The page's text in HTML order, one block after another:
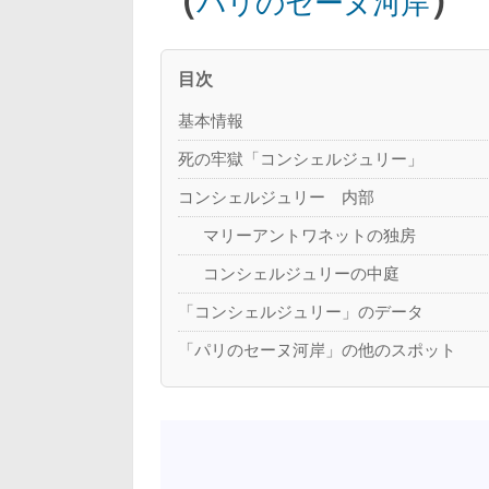
目次
基本情報
死の牢獄「コンシェルジュリー」
コンシェルジュリー 内部
マリーアントワネットの独房
コンシェルジュリーの中庭
「コンシェルジュリー」のデータ
「パリのセーヌ河岸」の他のスポット